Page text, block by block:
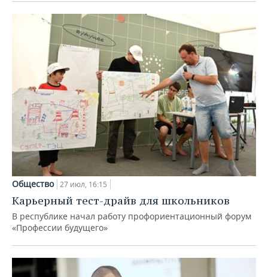
Общество 27 июл, 16:15
Карьерный тест-драйв для школьников
В республике начал работу профориентационный форум
«Профессии будущего»